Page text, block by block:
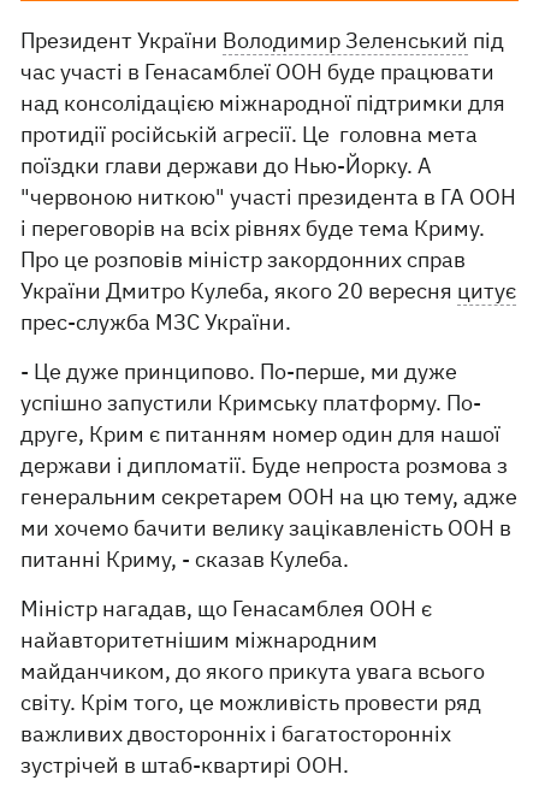
Президент України Володимир Зеленський під
час участі в Генасамблеї ООН буде працювати
над консолідацією міжнародної підтримки для
протидії російській агресії. Це головна мета
поїздки глави держави до Нью-Йорку. А
"червоною ниткою" участі президента в ГА ООН
і переговорів на всіх рівнях буде тема Криму.
Про це розповів міністр закордонних справ
України Дмитро Кулеба, якого 20 вересня цитує
прес-служба МЗС України.
- Це дуже принципово. По-перше, ми дуже
успішно запустили Кримську платформу. По-
друге, Крим є питанням номер один для нашої
держави і дипломатії. Буде непроста розмова з
генеральним секретарем ООН на цю тему, адже
ми хочемо бачити велику зацікавленість ООН в
питанні Криму, - сказав Кулеба.
Міністр нагадав, що Генасамблея ООН є
найавторитетнішим міжнародним
майданчиком, до якого прикута увага всього
світу. Крім того, це можливість провести ряд
важливих двосторонніх і багатосторонніх
зустрічей в штаб-квартирі ООН.